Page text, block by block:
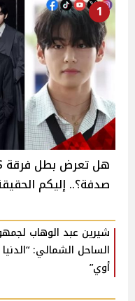
1
صدفة؟.. إليكم
شيرين عبد الوهاب
الساحل الشمالي:
أوي”